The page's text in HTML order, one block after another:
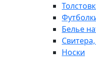
Белье
Носки